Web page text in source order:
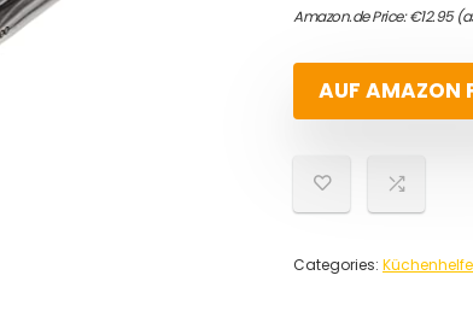
Amazon.de Price:€12.95
AUF AMAZON
Categories: